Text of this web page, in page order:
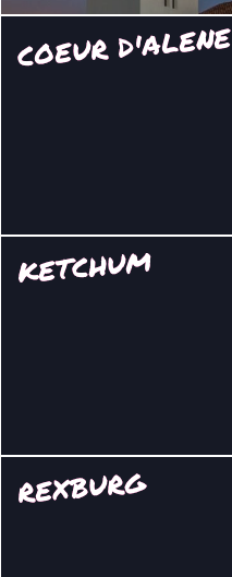
COEUR D'ALENE
KETCHUM
REXBURG